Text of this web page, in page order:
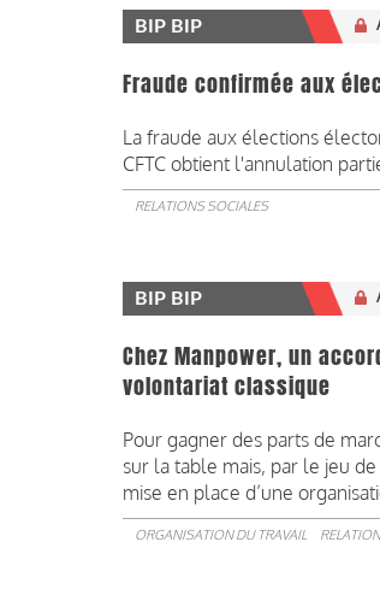
BIP BIP
Fraude confirmée aux
La fraude aux élections
CFTC obtient l'annulation
RELATIONS SOCIALES
BIP BIP
Chez Manpower, un
volontariat classique
Pour gagner des parts de
sur la table mais, par le jeu
mise en place d’une
ORGANISATION DU TRAVAIL